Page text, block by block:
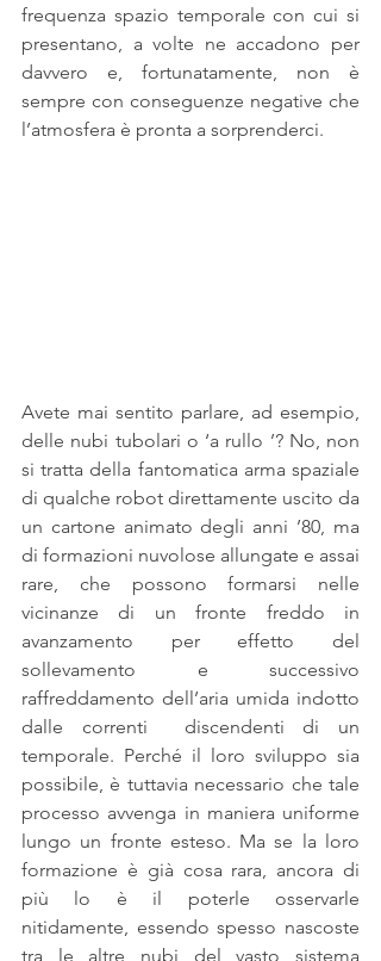
frequenza spazio temporale con cui si
presentano, a volte ne accadono per
davvero e, fortunatamente, non è
sempre con conseguenze negative che
l’atmosfera è pronta a sorprenderci.
Avete mai sentito parlare, ad esempio,
delle nubi tubolari o ‘a rullo ’? No, non
si tratta della fantomatica arma spaziale
di qualche robot direttamente uscito da
un cartone animato degli anni ’80, ma
di formazioni nuvolose allungate e assai
rare, che possono formarsi nelle
vicinanze di un fronte freddo in
avanzamento per effetto del
sollevamento e successivo
raffreddamento dell’aria umida indotto
dalle correnti  discendenti di un
temporale. Perché il loro sviluppo sia
possibile, è tuttavia necessario che tale
processo avvenga in maniera uniforme
lungo un fronte esteso. Ma se la loro
formazione è già cosa rara, ancora di
più lo è il poterle osservarle
nitidamente, essendo spesso nascoste
tra le altre nubi del vasto sistema